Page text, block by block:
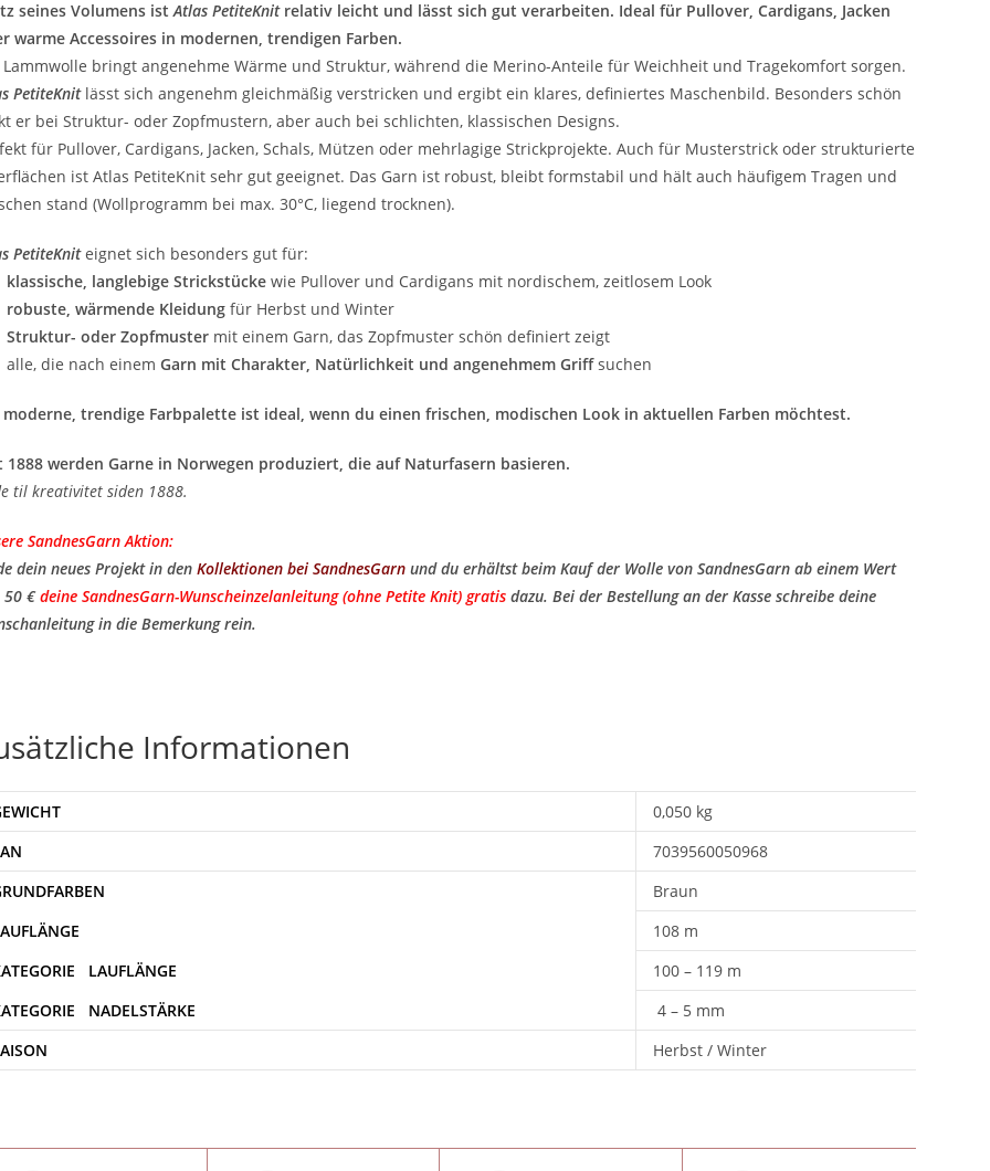
seines Volumens istAtlas PetiteKnitrelativ leicht und lässt sich gut verarbeiten. Ideal für Pullover, Cardigans, Jacken
warme Accessoires in modernen, trendigen Farben.
Lammwolle bringt angenehme Wärme und Struktur, während die Merino-Anteile für Weichheit und Tragekomfort sorgen.
PetiteKnitlässt sich angenehm gleichmäßig verstricken und ergibt ein klares, definiertes Maschenbild. Besonders schön
er bei Struktur- oder Zopfmustern, aber auch bei schlichten, klassischen Designs.
für Pullover, Cardigans, Jacken, Schals, Mützen oder mehrlagige Strickprojekte. Auch für Musterstrick oder strukturierte
ist Atlas PetiteKnit sehr gut geeignet. Das Garn ist robust, bleibt formstabil und hält auch häufigem Tragen und
stand (Wollprogramm bei max. 30°C, liegend trocknen).
PetiteKniteignet sich besonders gut für:
klassische, langlebige Strickstückewie Pullover und Cardigans mit nordischem, zeitlosem Look
robuste, wärmende Kleidungfür Herbst und Winter
Struktur- oder Zopfmustermit einem Garn, das Zopfmuster schön definiert zeigt
die nach einem Garn mit Charakter, Natürlichkeit und angenehmem Griffsuchen
moderne, trendige Farbpalette ist ideal, wenn du einen frischen, modischen Look in aktuellen Farben möchtest.
1888 werden Garne in Norwegen produziert, die auf Naturfasern basieren.
til kreativitet siden 1888.
SandnesGarn Aktion:
dein neues Projekt in den Kollektionen bei SandnesGarnund du erhältst beim Kauf der Wolle von SandnesGarn ab einem Wert
50 €deine SandnesGarn-Wunscheinzelanleitung (ohne Petite Knit) gratis​ dazu. Bei der Bestellung an der Kasse schreibe deine
in die Bemerkung rein.
Informationen
0,050 kg
7039560050968
Braun
108 m
100 – 119 m
4 – 5 mm
Herbst / Winter